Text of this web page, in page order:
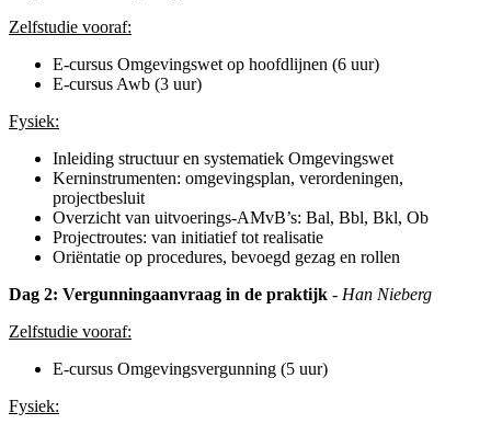
Zelfstudie vooraf:
E-cursus Omgevingswet op hoofdlijnen (6 uur)
E-cursus Awb (3 uur)
Fysiek:
Inleiding structuur en systematiek Omgevingswet
Kerninstrumenten: omgevingsplan, verordeningen,
projectbesluit
Overzicht van uitvoerings-AMvB’s: Bal, Bbl, Bkl, Ob
Projectroutes: van initiatief tot realisatie
Oriëntatie op procedures, bevoegd gezag en rollen
Dag 2: Vergunningaanvraag in de praktijk - Han Nieberg
Zelfstudie vooraf:
E-cursus Omgevingsvergunning (5 uur)
Fysiek: